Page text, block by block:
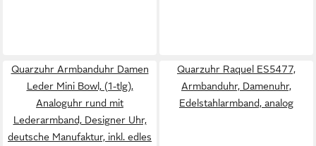
Quarzuhr Armbanduhr Damen
Leder Mini Bowl, (1-tlg),
Analoguhr rund mit
Lederarmband, Designer Uhr,
deutsche Manufaktur, inkl. edles
Quarzuhr Raquel ES5477,
Armbanduhr, Damenuhr,
Edelstahlarmband, analog